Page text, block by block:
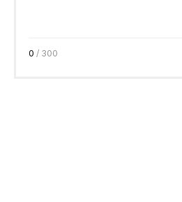
0 / 300